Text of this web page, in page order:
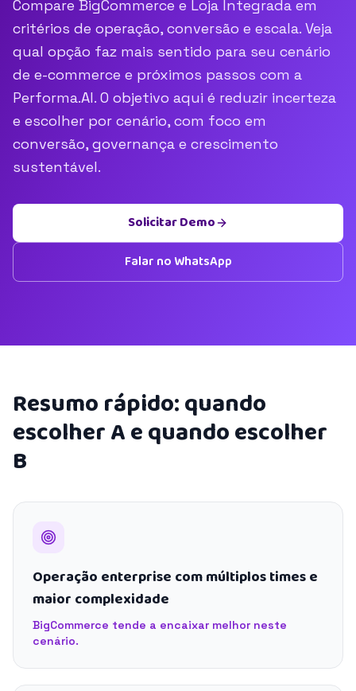
Compare BigCommerce e Loja Integrada em
critérios de operação, conversão e escala. Veja
qual opção faz mais sentido para seu cenário
de e-commerce e próximos passos com a
Performa.AI. O objetivo aqui é reduzir incerteza
e escolher por cenário, com foco em
conversão, governança e crescimento
sustentável.
Solicitar Demo
Falar no WhatsApp
Resumo rápido: quando
escolher A e quando escolher
B
Operação enterprise com múltiplos times e
maior complexidade
BigCommerce tende a encaixar melhor neste
cenário.